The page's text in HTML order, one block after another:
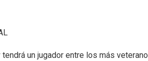
tendrá un jugador entre los más